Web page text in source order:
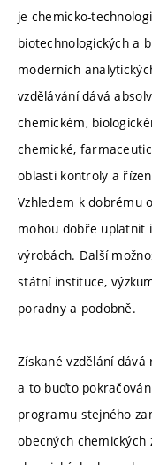
je chemicko-
biotechnologických a
moderních
vzdělávání dává
chemickém,
chemické,
oblasti kontroly a
Vzhledem k dobrému
mohou dobře uplatnit
výrobách. Další
státní instituce,
poradny a podobně.
Získané vzdělání
a to buďto
programu stejného
obecných chemických